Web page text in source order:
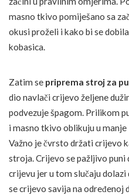
masno tkivo pomiješano sa
okusi proželi i kako bi se
kobasica.
Zatim se priprema stroj za
dio navlači crijevo željene
podvezuje špagom. Prilikom
i masno tkivo oblikuju u
Važno je čvrsto držati crijevo
stroja. Crijevo se pažljivo puni
crijevu jer u tom slučaju dolazi
se crijevo savija na određenoj